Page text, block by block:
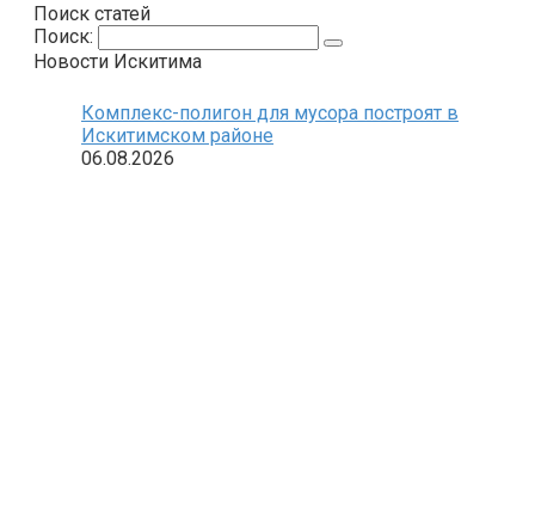
Поиск статей
Поиск:
Новости Искитима
Комплекс-полигон для мусора построят в
Искитимском районе
06.08.2026